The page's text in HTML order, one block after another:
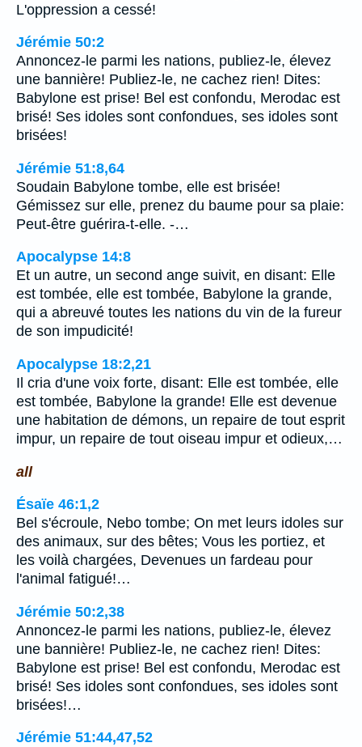
L'oppression a cessé!
Jérémie 50:2
Annoncez-le parmi les nations, publiez-le, élevez
une bannière! Publiez-le, ne cachez rien! Dites:
Babylone est prise! Bel est confondu, Merodac est
brisé! Ses idoles sont confondues, ses idoles sont
brisées!
Jérémie 51:8,64
Soudain Babylone tombe, elle est brisée!
Gémissez sur elle, prenez du baume pour sa plaie:
Peut-être guérira-t-elle. -…
Apocalypse 14:8
Et un autre, un second ange suivit, en disant: Elle
est tombée, elle est tombée, Babylone la grande,
qui a abreuvé toutes les nations du vin de la fureur
de son impudicité!
Apocalypse 18:2,21
Il cria d'une voix forte, disant: Elle est tombée, elle
est tombée, Babylone la grande! Elle est devenue
une habitation de démons, un repaire de tout esprit
impur, un repaire de tout oiseau impur et odieux,…
all
Ésaïe 46:1,2
Bel s'écroule, Nebo tombe; On met leurs idoles sur
des animaux, sur des bêtes; Vous les portiez, et
les voilà chargées, Devenues un fardeau pour
l'animal fatigué!…
Jérémie 50:2,38
Annoncez-le parmi les nations, publiez-le, élevez
une bannière! Publiez-le, ne cachez rien! Dites:
Babylone est prise! Bel est confondu, Merodac est
brisé! Ses idoles sont confondues, ses idoles sont
brisées!…
Jérémie 51:44,47,52